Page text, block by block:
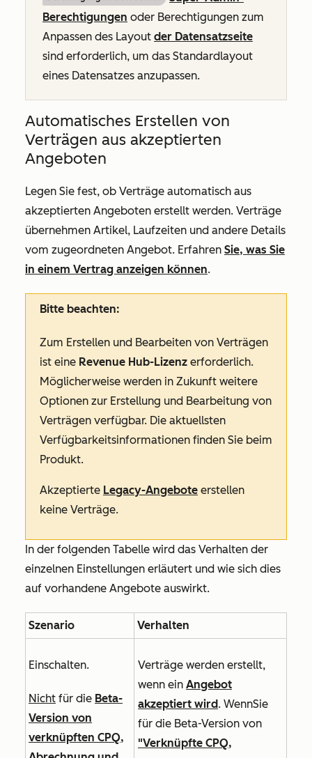
Berechtigungen oder Berechtigungen zum
Anpassen des Layout der Datensatzseite
sind erforderlich, um das Standardlayout
eines Datensatzes anzupassen.
Automatisches Erstellen von
Verträgen aus akzeptierten
Angeboten
Legen Sie fest, ob Verträge automatisch aus
akzeptierten Angeboten erstellt werden. Verträge
übernehmen Artikel, Laufzeiten und andere Details
vom zugeordneten Angebot. Erfahren Sie, was Sie
in einem Vertrag anzeigen können.
Bitte beachten:
Zum Erstellen und Bearbeiten von Verträgen
ist eine Revenue Hub-Lizenz erforderlich.
Möglicherweise werden in Zukunft weitere
Optionen zur Erstellung und Bearbeitung von
Verträgen verfügbar. Die aktuellsten
Verfügbarkeitsinformationen finden Sie beim
Produkt.
Akzeptierte Legacy-Angebote erstellen
keine Verträge.
In der folgenden Tabelle wird das Verhalten der
einzelnen Einstellungen erläutert und wie sich dies
auf vorhandene Angebote auswirkt.
Szenario Verhalten
Einschalten.
Nicht für die Beta-
Version von
verknüpften CPQ,
Verträge werden erstellt,
wenn ein Angebot
akzeptiert wird. WennSie
für die Beta-Version von
"Verknüpfte CPQ,